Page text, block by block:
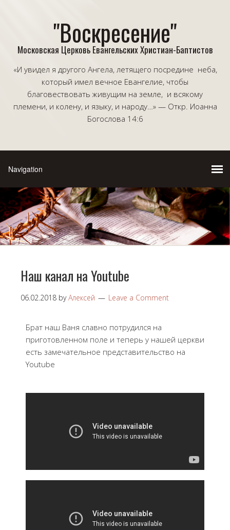
"Воскресение"
Московская Церковь Евангельских Христиан-Баптистов
«И увидел я другого Ангела, летящего посредине неба,
который имел вечное Евангелие, чтобы
благовествовать живущим на земле, и всякому
племени, и колену, и языку, и народу…» — Откр. Иоанна
Богослова 14:6
Наш канал на Youtube
06.02.2018 byАлексей Leave a Comment
Брат наш Ваня славно потрудился на
приготовленном поле и теперь у нашей церкви
есть замечательное представительство на
Youtube